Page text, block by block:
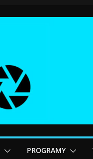
PROGRAMY